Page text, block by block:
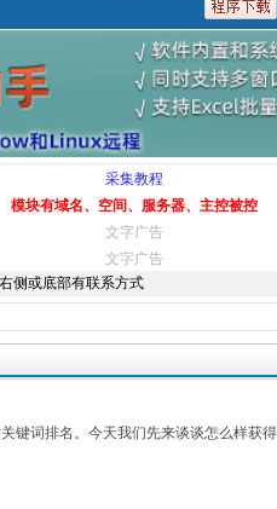
采集教程
模块有域名、空间、服务器、主控被控
文字广告
文字广告
侧或底部有联系方式
键词排名。今天我们先来谈谈怎么样